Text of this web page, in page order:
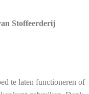
Stoffeerderij
te laten functioneren of